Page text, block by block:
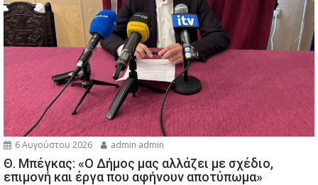
6 Αυγούστου 2026 admin admin
Θ. Μπέγκας: «Ο Δήμος μας αλλάζει με σχέδιο,
επιμονή και έργα που αφήνουν αποτύπωμα»